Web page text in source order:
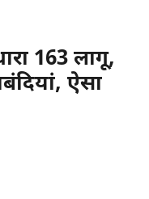
163 लागू,
ऐसा